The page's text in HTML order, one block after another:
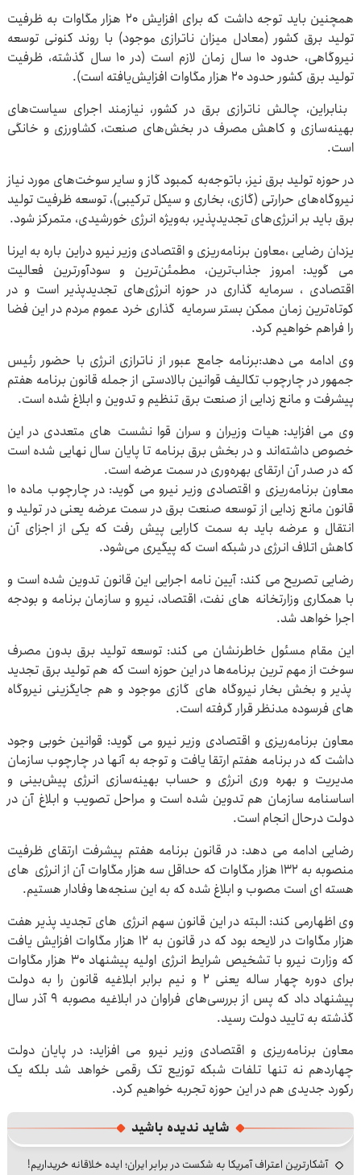
همچنین باید توجه داشت که برای افزایش ۲۰ هزار مگاوات به ظرفیت
تولید برق کشور (معادل میزان ناترازی موجود) با روند کنونی توسعه
نیروگاهی، حدود ۱۰ سال زمان لازم است (در ۱۰ سال گذشته، ظرفیت
تولید برق کشور حدود ۲۰ هزار مگاوات افزایش‌یافته است).
بنابراین، چالش ناترازی برق در کشور، نیازمند اجرای سیاست‌های
بهینه‌سازی و کاهش مصرف در بخش‌های صنعت، کشاورزی و خانگی
است.
در حوزه تولید برق نیز، باتوجه‌به کمبود گاز و سایر سوخت‌های مورد نیاز
نیروگاه‌های حرارتی (گازی، بخاری و سیکل ترکیبی)، توسعه ظرفیت تولید
برق باید بر انرژی‌های تجدیدپذیر، به‌ویژه انرژی خورشیدی، متمرکز شود.
یزدان رضایی ،معاون برنامه‌ریزی و اقتصادی وزیر نیرو دراین باره به ایرنا
می گوید: امروز جذاب‌ترین، مطمئن‌ترین و سودآورترین فعالیت
اقتصادی ، سرمایه گذاری در حوزه انرژی‌های تجدیدپذیر است و در
کوتاه‌ترین زمان ممکن بستر سرمایه گذاری خرد عموم مردم در این فضا
را فراهم خواهیم کرد.
وی ادامه می دهد:برنامه جامع عبور از ناترازی انرژی با حضور رئیس
جمهور در چارچوب تکالیف قوانین بالادستی از جمله قانون برنامه هفتم
پیشرفت و مانع زدایی از صنعت برق تنظیم و تدوین و ابلاغ شده است.
وی می افزاید: هیات وزیران و سران قوا نشست های متعددی در این
خصوص داشته‌اند و در بخش برق برنامه تا پایان سال نهایی شده است
که در صدر آن ارتقای بهره‌وری در سمت عرضه است.
معاون برنامه‌ریزی و اقتصادی وزیر نیرو می گوید: در چارچوب ماده ۱۰
قانون مانع زدایی از توسعه صنعت برق در سمت عرضه یعنی در تولید و
انتقال و عرضه باید به سمت کارایی پیش رفت که یکی از اجزای آن
کاهش اتلاف انرژی در شبکه است که پیگیری می‌شود.
رضایی تصریح می کند: آیین نامه اجرایی این قانون تدوین شده است و
با همکاری وزارتخانه های نفت، اقتصاد، نیرو و سازمان برنامه و بودجه
اجرا خواهد شد.
این مقام مسئول خاطرنشان می کند: توسعه تولید برق بدون مصرف
سوخت از مهم ترین برنامه‌ها در این حوزه است که هم تولید برق تجدید
پذیر و بخش بخار نیروگاه های گازی موجود و هم جایگزینی نیروگاه
های فرسوده مدنظر قرار گرفته است.
معاون برنامه‌ریزی و اقتصادی وزیر نیرو می گوید: قوانین خوبی وجود
داشت که در برنامه هفتم ارتقا یافت و توجه به آنها در چارچوب سازمان
مدیریت و بهره وری انرژی و حساب بهینه‌سازی انرژی پیش‌بینی و
اساسنامه سازمان هم تدوین شده است و مراحل تصویب و ابلاغ آن در
دولت درحال انجام است.
رضایی ادامه می دهد: در قانون برنامه هفتم پیشرفت ارتقای ظرفیت
منصوبه به ۱۳۲ هزار مگاوات که حداقل سه هزار مگاوات آن از انرژی های
هسته ای است مصوب و ابلاغ شده که به این سنجه‌ها وفادار هستیم.
وی اظهارمی کند: البته در این قانون سهم انرژی های تجدید پذیر هفت
هزار مگاوات در لایحه بود که در قانون به ۱۲ هزار مگاوات افزایش یافت
که وزارت نیرو با تشخیص شرایط انرژی اولیه پیشنهاد ۳۰ هزار مگاوات
برای دوره چهار ساله یعنی ۲ و نیم برابر ابلاغیه قانون را به دولت
پیشنهاد داد که پس از بررسی‌های فراوان در ابلاغیه مصوبه ۹ آذر سال
گذشته به تایید دولت رسید.
معاون برنامه‌ریزی و اقتصادی وزیر نیرو می افزاید: در پایان دولت
چهاردهم نه تنها تلفات شبکه توزیع تک رقمی خواهد شد بلکه یک
رکورد جدیدی هم در این حوزه تجربه خواهیم کرد.
شاید ندیده باشید
آشکارترین اعتراف آمریکا به شکست در برابر ایران؛ ایده خلاقانه خریداریم!